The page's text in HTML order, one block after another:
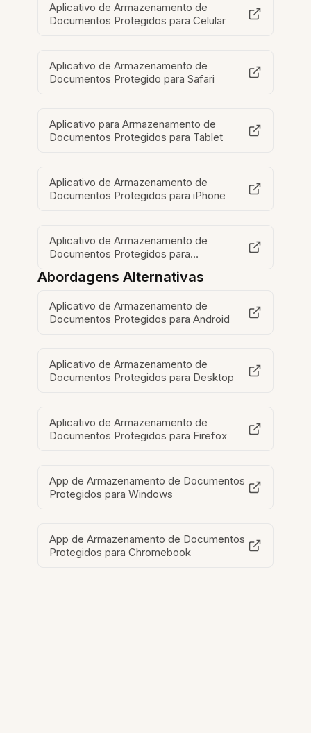
Aplicativo de Armazenamento de
Documentos Protegidos para Celular
Aplicativo de Armazenamento de
Documentos Protegido para Safari
Aplicativo para Armazenamento de
Documentos Protegidos para Tablet
Aplicativo de Armazenamento de
Documentos Protegidos para iPhone
Aplicativo de Armazenamento de
Documentos Protegidos para
Abordagens Alternativas
Aplicativo de Armazenamento de
Documentos Protegidos para Android
Aplicativo de Armazenamento de
Documentos Protegidos para Desktop
Aplicativo de Armazenamento de
Documentos Protegidos para Firefox
App de Armazenamento de Documentos
Protegidos para Windows
App de Armazenamento de Documentos
Protegidos para Chromebook